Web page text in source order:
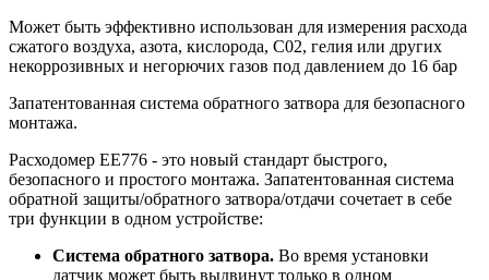
Может быть эффективно использован для измерения расхода
сжатого воздуха, азота, кислорода, С02, гелия или других
некоррозивных и негорючих газов под давлением до 16 бар
Запатентованная система обратного затвора для безопасного
монтажа.
Расходомер ЕЕ776 - это новый стандарт быстрого,
безопасного и простого монтажа. Запатентованная система
обратной защиты/обратного затвора/отдачи сочетает в себе
три функции в одном устройстве:
Система обратного затвора. Во время установки
датчик может быть выдвинут только в одном